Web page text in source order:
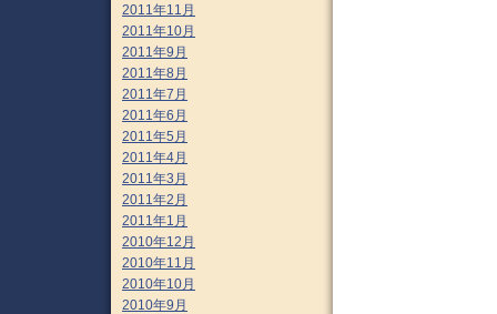
2011年11月
2011年10月
2011年9月
2011年8月
2011年7月
2011年6月
2011年5月
2011年4月
2011年3月
2011年2月
2011年1月
2010年12月
2010年11月
2010年10月
2010年9月